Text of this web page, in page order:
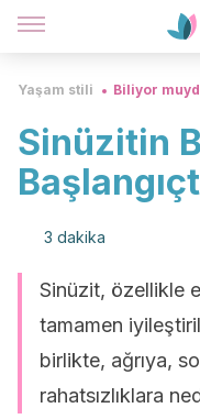
Yaşam stili Biliyor
Sinüzitin
3 dakika
Sinüzit, özellikle
tamamen
birlikte, ağrıya,
rahatsızlıklara